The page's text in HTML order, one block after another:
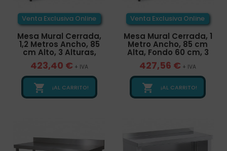
Venta Exclusiva Online
Mesa Mural Cerrada,
1,2 Metros Ancho, 85
cm Alto, 3 Alturas,
423,40 € + IVA
 ¡AL CARRITO!
Venta Exclusiva Online
Mesa Mural Cerrada, 1
Metro Ancho, 85 cm
Alta, Fondo 60 cm, 3
427,56 € + IVA
 ¡AL CARRITO!